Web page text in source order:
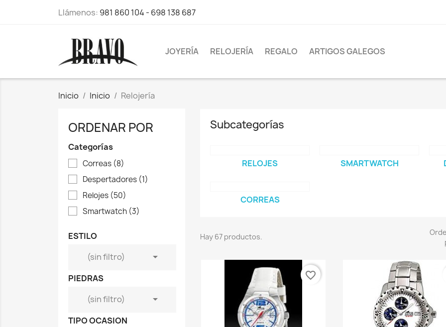
Llámenos: 981 860 104 - 698 138 687
JOYERÍA RELOJERÍA REGALO ARTIGOS GALEGOS
Inicio Inicio Relojería
ORDENAR POR
Categorías
Correas (8)
Despertadores (1)
Relojes (50)
Smartwatch (3)
ESTILO
(sin filtro)

PIEDRAS
(sin filtro)

TIPO OCASION
Subcategorías
RELOJES SMARTWATCH
CORREAS
Hay 67 productos.
favorite_border